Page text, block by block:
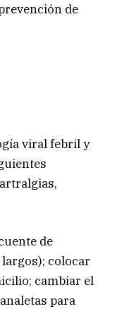
de
viral febril y
de
colocar
cambiar el
para